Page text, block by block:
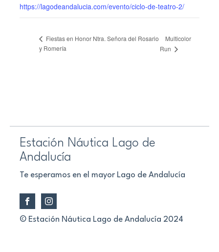
https://lagodeandalucia.com/evento/ciclo-de-teatro-2/
Fiestas en Honor Ntra. Señora del Rosario
y Romería
Multicolor
Run
Estación Náutica Lago de
Andalucía
Te esperamos en el mayor Lago de Andalucía
© Estación Náutica Lago de Andalucía 2024